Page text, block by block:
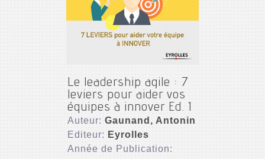
Le leadership agile : 7
leviers pour aider vos
équipes à innover Ed. 1
Auteur:Gaunand, Antonin
Editeur: Eyrolles
Année de Publication: